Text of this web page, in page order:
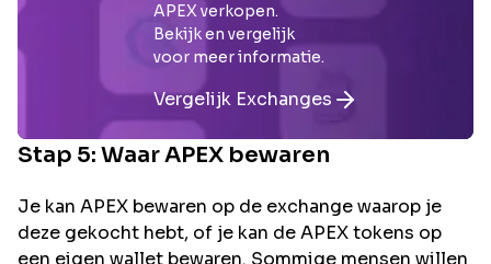
APEXverkopen.
Bekijk en vergelijk
voor meer informatie.
Vergelijk Exchanges
Stap 5: WaarAPEX bewaren
Je kan APEX bewaren op de exchange waarop je
deze gekocht hebt, of je kan de APEX tokens op
een eigen wallet bewaren. Sommige mensen willen